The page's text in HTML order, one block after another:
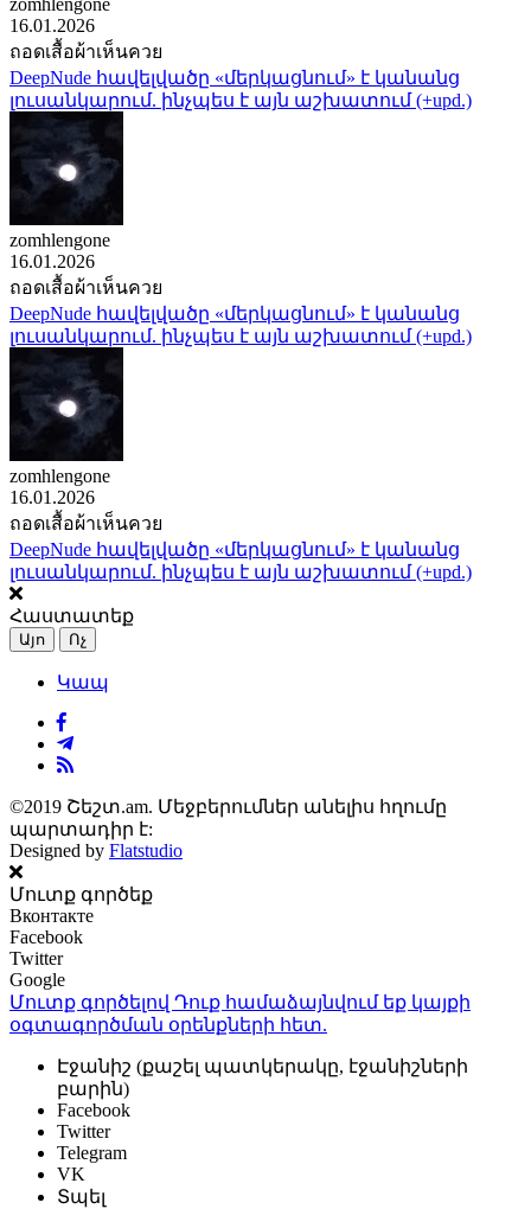
zomhlengone
16.01.2026
ถอดเสื้อผ้าเห็นควย
DeepNude հավելվածը «մերկացնում» է կանանց
լուսանկարում. ինչպես է այն աշխատում (+upd.)
zomhlengone
16.01.2026
ถอดเสื้อผ้าเห็นควย
DeepNude հավելվածը «մերկացնում» է կանանց
լուսանկարում. ինչպես է այն աշխատում (+upd.)
zomhlengone
16.01.2026
ถอดเสื้อผ้าเห็นควย
DeepNude հավելվածը «մերկացնում» է կանանց
լուսանկարում. ինչպես է այն աշխատում (+upd.)
Հաստատեք
Այո Ոչ
Կապ
©2019 Շեշտ.am. Մեջբերումներ անելիս հղումը
պարտադիր է:
Designed by Flatstudio
Մուտք գործեք
Вконтакте
Facebook
Twitter
Google
Մուտք գործելով Դուք համաձայնվում եք կայքի
օգտագործման օրենքների հետ.
Էջանիշ (քաշել պատկերակը, էջանիշների
բարին)
Facebook
Twitter
Telegram
VK
Տպել